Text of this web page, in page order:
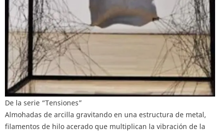
De la serie “Tensiones”
Almohadas de arcilla gravitando en una estructura de metal,
filamentos de hilo acerado que multiplican la vibración de la